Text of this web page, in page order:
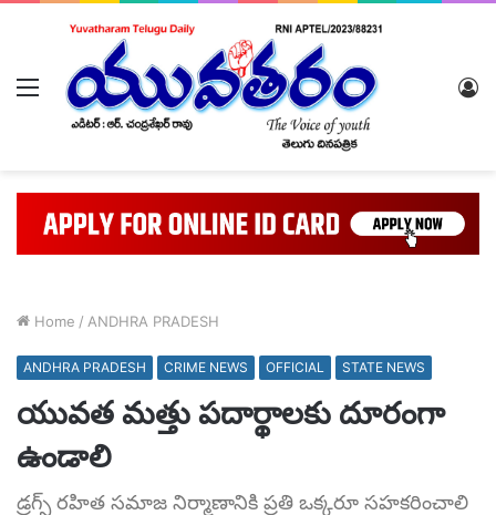
Menu
Home / ANDHRA PRADESH
ANDHRA PRADESH CRIME NEWS OFFICIAL STATE NEWS
యువత మత్తు పదార్థాలకు దూరంగా
ఉండాలి
డ్రగ్స్ రహిత సమాజ నిర్మాణానికి ప్రతి ఒక్కరూ సహకరించాలి